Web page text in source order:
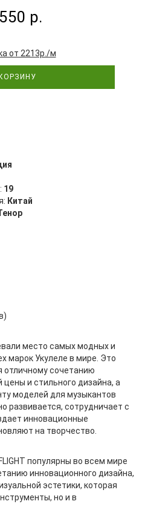
р.
от 2213р./м
19
Китай
место самых модных и
марок Укулеле в мире. Это
сочетанию
и стильного дизайна, а
моделей для музыкантов
развивается, сотрудничает с
инновационные
на творчество.
популярны во всем мире
инновационного дизайна,
эстетики, которая
но и в